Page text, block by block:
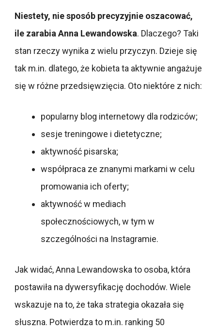
Niestety, nie sposób precyzyjnie oszacować,
ile zarabia Anna Lewandowska. Dlaczego? Taki
stan rzeczy wynika z wielu przyczyn. Dzieje się
tak m.in. dlatego, że kobieta ta aktywnie angażuje
się w różne przedsięwzięcia. Oto niektóre z nich:
popularny blog internetowy dla rodziców;
sesje treningowe i dietetyczne;
aktywność pisarska;
współpraca ze znanymi markami w celu
promowania ich oferty;
aktywność w mediach
społecznościowych, w tym w
szczególności na Instagramie.
Jak widać, Anna Lewandowska to osoba, która
postawiła na dywersyfikację dochodów. Wiele
wskazuje na to, że taka strategia okazała się
słuszna. Potwierdza to m.in. ranking 50